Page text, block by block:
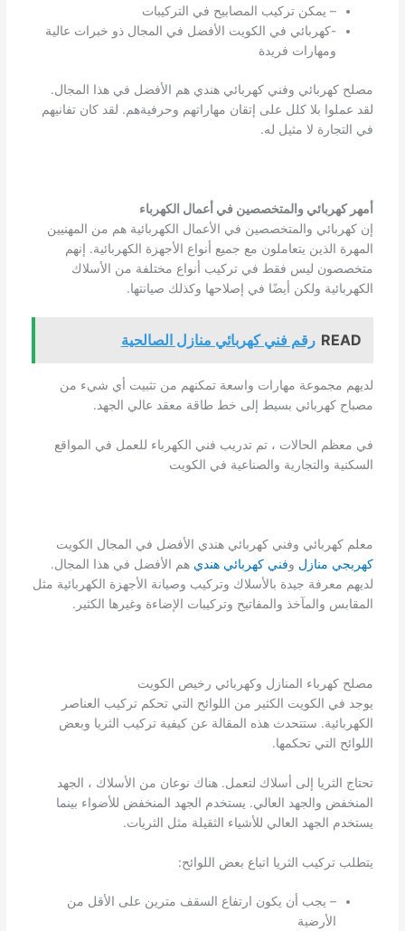
– يمكن تركيب المصابيح في التركيبات
-كهربائي في الكويت الأفضل في المجال ذو خبرات عالية
ومهارات فريدة
مصلح كهربائي وفني كهربائي هندي هم الأفضل في هذا المجال.
لقد عملوا بلا كلل على إتقان مهاراتهم وحرفيةهم. لقد كان تفانيهم
في التجارة لا مثيل له.
أمهر كهربائي والمتخصصين في أعمال الكهرباء
إن كهربائي والمتخصصين في الأعمال الكهربائية هم من المهنيين
المهرة الذين يتعاملون مع جميع أنواع الأجهزة الكهربائية. إنهم
متخصصون ليس فقط في تركيب أنواع مختلفة من الأسلاك
الكهربائية ولكن أيضًا في إصلاحها وكذلك صيانتها.
READ رقم فني كهربائي منازل الصالحية
لديهم مجموعة مهارات واسعة تمكنهم من تثبيت أي شيء من
مصباح كهربائي بسيط إلى خط طاقة معقد عالي الجهد.
في معظم الحالات ، تم تدريب فني الكهرباء للعمل في المواقع
السكنية والتجارية والصناعية في الكويت
معلم كهربائي وفني كهربائي هندي الأفضل في المجال الكويت
كهربجي منازل وفني كهربائي هندي هم الأفضل في هذا المجال.
لديهم معرفة جيدة بالأسلاك وتركيب وصيانة الأجهزة الكهربائية مثل
المقابس والمآخذ والمفاتيح وتركيبات الإضاءة وغيرها الكثير.
مصلح كهرباء المنازل وكهربائي رخيص الكويت
يوجد في الكويت الكثير من اللوائح التي تحكم تركيب العناصر
الكهربائية. ستتحدث هذه المقالة عن كيفية تركيب الثريا وبعض
اللوائح التي تحكمها.
تحتاج الثريا إلى أسلاك لتعمل. هناك نوعان من الأسلاك ، الجهد
المنخفض والجهد العالي. يستخدم الجهد المنخفض للأضواء بينما
يستخدم الجهد العالي للأشياء الثقيلة مثل الثريات.
يتطلب تركيب الثريا اتباع بعض اللوائح:
– يجب أن يكون ارتفاع السقف مترين على الأقل من
الأرضية